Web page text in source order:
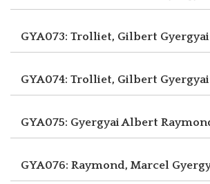
GYA073: Trolliet, Gilbert
GYA074: Trolliet, Gilbert
GYA075: Gyergyai Albert
GYA076: Raymond, Marcel